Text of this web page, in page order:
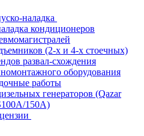
наладка
кондиционеров
(2-х и 4-х стоечных)
развал-схождения
оборудования
работы
генераторов (Qazar
150A)